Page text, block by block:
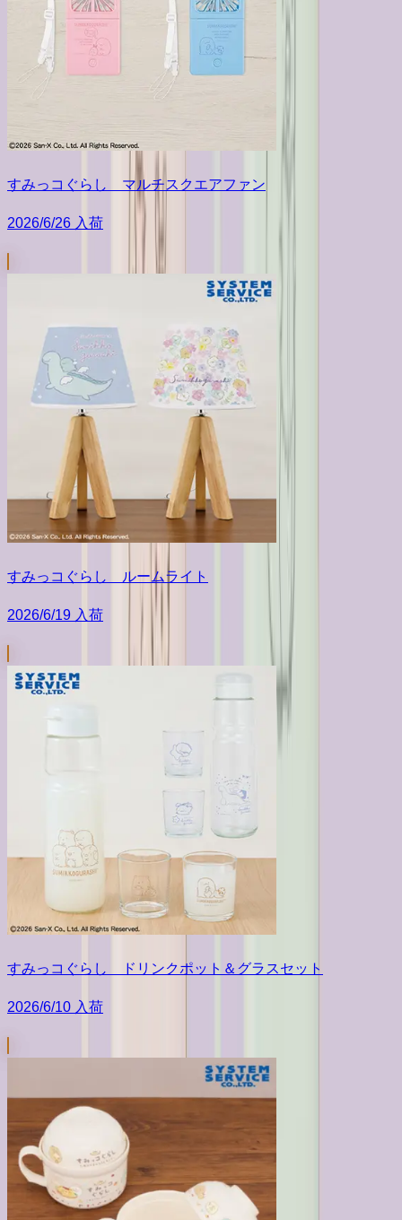
すみっコぐらし マルチスクエアファン
2026/6/26 入荷
すみっコぐらし ルームライト
2026/6/19 入荷
すみっコぐらし ドリンクポット＆グラスセット
2026/6/10 入荷